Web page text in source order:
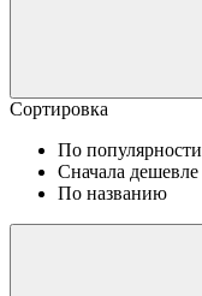
Сортировка
По популярности
Сначала дешевле
По названию